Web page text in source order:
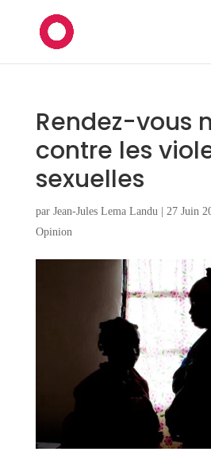
Rendez-vous
contre les
sexuelles
par Jean-Jules Lema Landu| 27 Juin
Opinion